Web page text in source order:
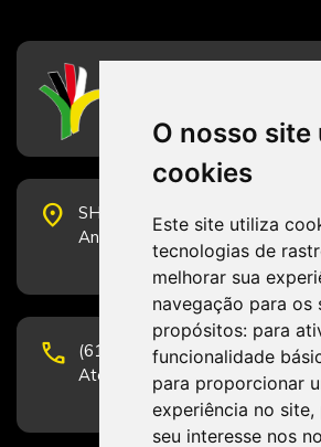
O nosso site
cookies
Este site utiliza
tecnologias de
melhorar sua
navegação para os
propósitos: para
funcionalidade
para proporcionar
experiência no site,
seu interesse nos
place
SHS Quadra 6, Bloco E,
Andar, Sala 2001 - CEP 70322-
phone
(61) 3223-1652 e (61) 98131-
Atendimento por telefone em